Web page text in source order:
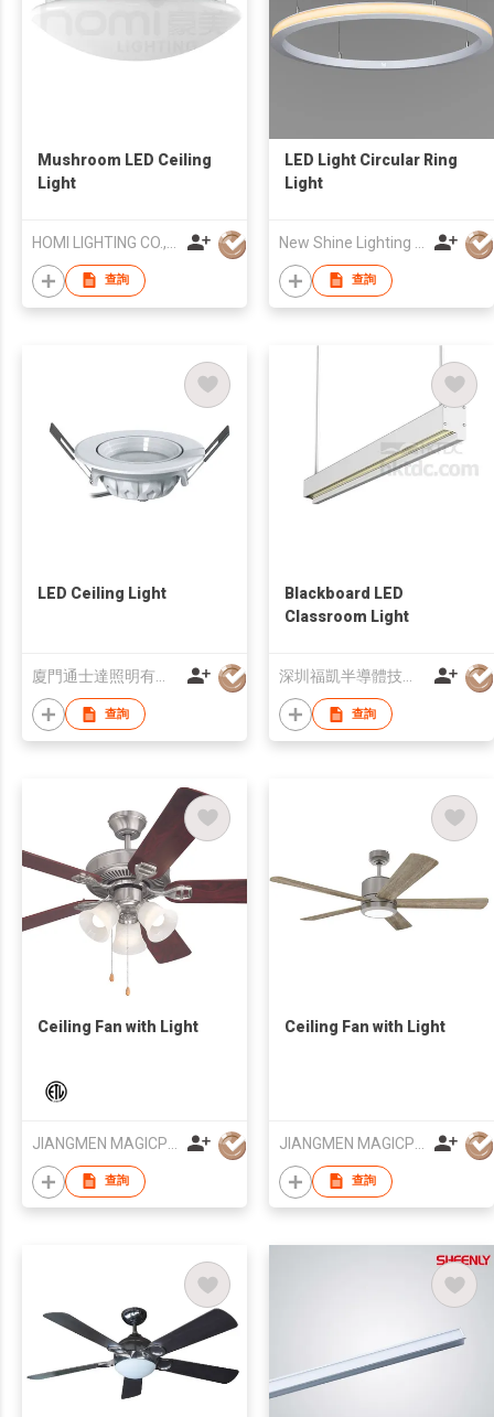
Mushroom LED Ceiling
Light
查詢
LED Light Circular Ring
Light
查詢
LED Ceiling Light
查詢
Blackboard LED
Classroom Light
查詢
Ceiling Fan with Light
查詢
Ceiling Fan with Light
查詢